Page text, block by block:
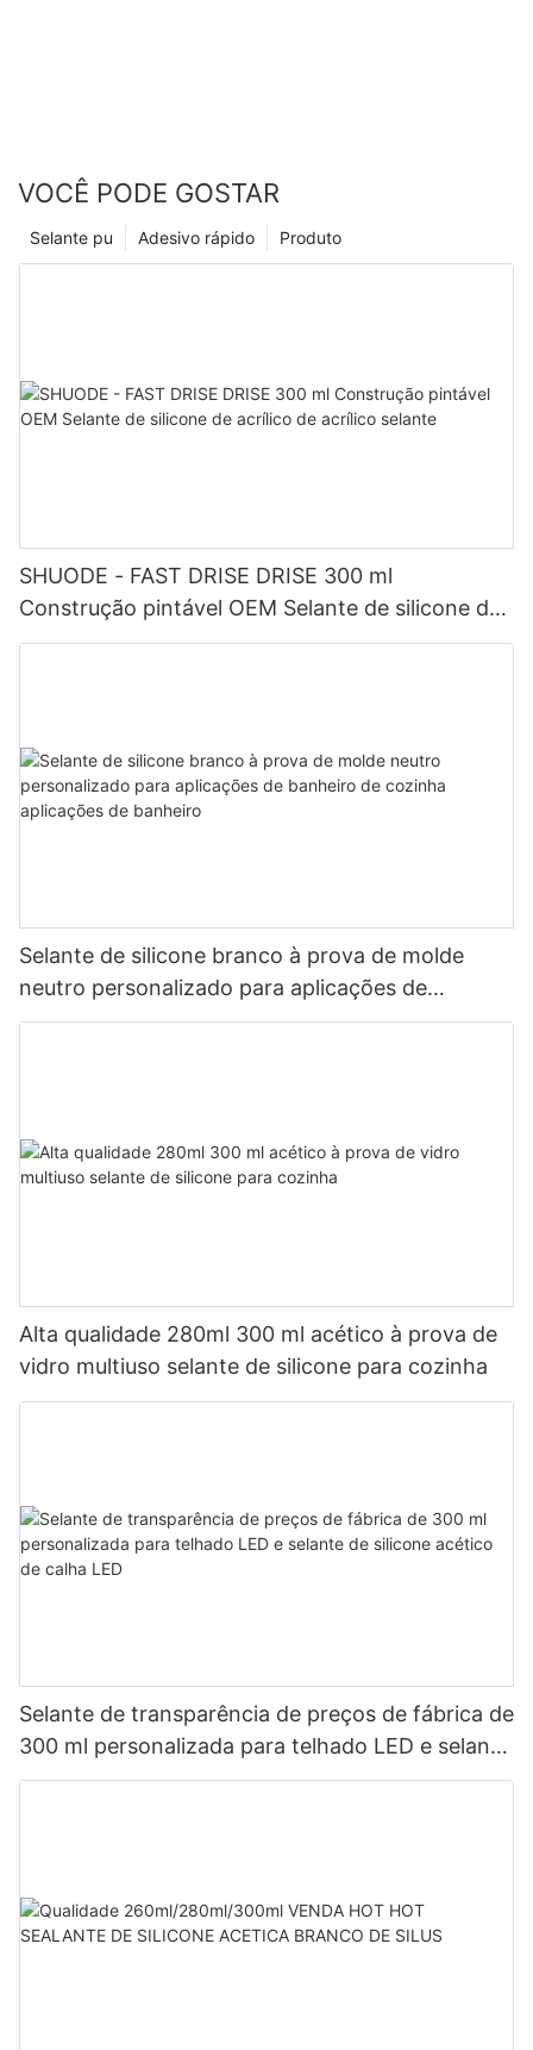
VOCÊ PODE GOSTAR
Produto
Adesivo rápido
Selante pu
SHUODE - FAST DRISE DRISE 300 ml
Construção pintável OEM Selante de silicone de
acrílico de acrílico selante
Selante de silicone branco à prova de molde
neutro personalizado para aplicações de
banheiro de cozinha aplicações de banheiro
Alta qualidade 280ml 300 ml acético à prova de
vidro multiuso selante de silicone para cozinha
Selante de transparência de preços de fábrica de
300 ml personalizada para telhado LED e selante
de silicone acético de calha LED